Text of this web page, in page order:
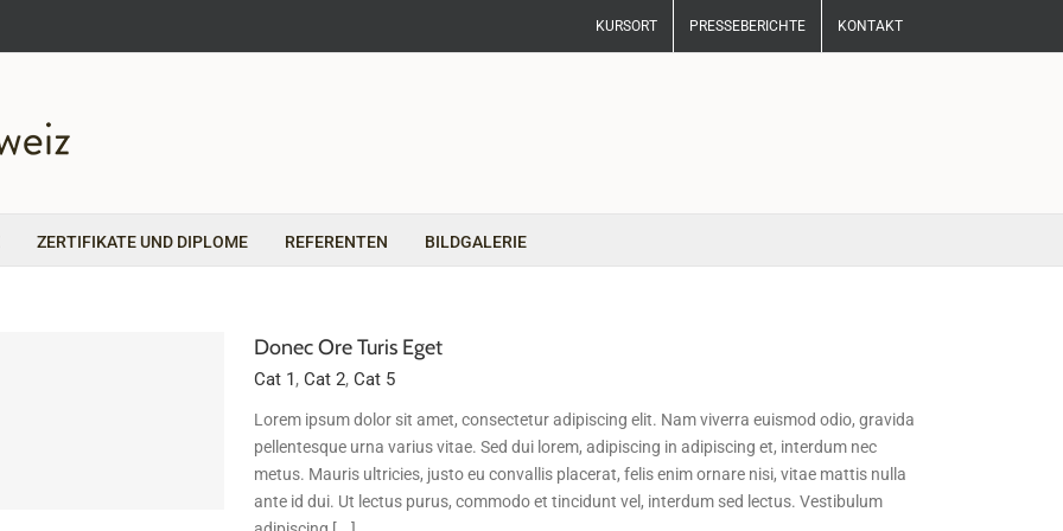
KURSORT PRESSEBERICHTE KONTAKT
ZERTIFIKATE UND DIPLOME REFERENTEN BILDGALERIE
Donec Ore Turis Eget
Cat 1, Cat 2, Cat 5
Lorem ipsum dolor sit amet, consectetur adipiscing elit. Nam viverra euismod odio, gravida
pellentesque urna varius vitae. Sed dui lorem, adipiscing in adipiscing et, interdum nec
metus. Mauris ultricies, justo eu convallis placerat, felis enim ornare nisi, vitae mattis nulla
ante id dui. Ut lectus purus, commodo et tincidunt vel, interdum sed lectus. Vestibulum